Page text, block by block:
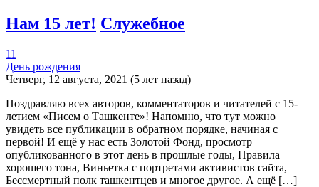
Нам 15 лет! Служебное
11
День рождения
Четверг, 12 августа, 2021 (5 лет назад)
Поздравляю всех авторов, комментаторов и читателей с 15-
летием «Писем о Ташкенте»! Напомню, что тут можно
увидеть все публикации в обратном порядке, начиная с
первой! И ещё у нас есть Золотой Фонд, просмотр
опубликованного в этот день в прошлые годы, Правила
хорошего тона, Виньетка с портретами активистов сайта,
Бессмертный полк ташкентцев и многое другое. А ещё […]